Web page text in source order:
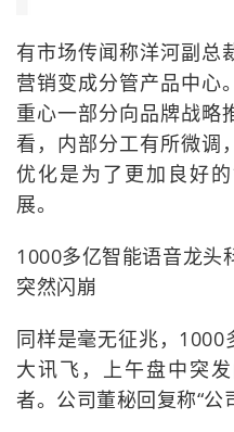
有市场传闻称洋河副总
营销变成分管产品中心
重心一部分向品牌战略
看，内部分工有所微调
优化是为了更加良好
展。
1000多亿智能语音龙头
突然闪崩
同样是毫无征兆，
大讯飞，上午盘中突
者。公司董秘回复称“公